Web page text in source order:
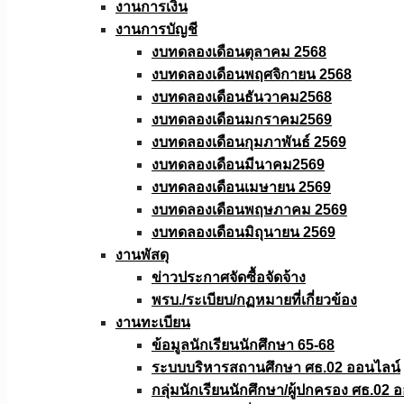
งานการเงิน
งานการบัญชี
งบทดลองเดือนตุลาคม 2568
งบทดลองเดือนพฤศจิกายน 2568
งบทดลองเดือนธันวาคม2568
งบทดลองเดือนมกราคม2569
งบทดลองเดือนกุมภาพันธ์ 2569
งบทดลองเดือนมีนาคม2569
งบทดลองเดือนเมษายน 2569
งบทดลองเดือนพฤษภาคม 2569
งบทดลองเดือนมิถุนายน 2569
งานพัสดุ
ข่าวประกาศจัดซื้อจัดจ้าง
พรบ./ระเบียบ/กฏหมายที่เกี่ยวข้อง
งานทะเบียน
ข้อมูลนักเรียนนักศึกษา 65-68
ระบบบริหารสถานศึกษา ศธ.02 ออนไลน์
กลุ่มนักเรียนนักศึกษา/ผู้ปกครอง ศธ.02